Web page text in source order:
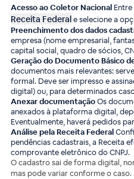
Acesso ao Coletor NacionalEntre
Receita Federale selecione a
Preenchimento dos dados
empresa (nome empresarial,
capital social, quadro de sócios,
Geração do Documento Básico
documentos mais relevantes:
formal. Deve ser impresso e
digital) ou, para determinados
Anexar documentaçãoOs
anexados à plataforma digital,
Eventualmente, haverá pedidos
Análise pela Receita Federal
pendências cadastrais, a Receita
comprovante eletrônico do CNPJ.
O cadastro sai de forma digital,
mas pode variar conforme o caso.